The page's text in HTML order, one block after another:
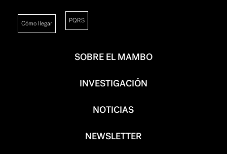
Cómo llegar PQRS
SOBRE EL MAMBO
INVESTIGACIÓN
NOTICIAS
NEWSLETTER